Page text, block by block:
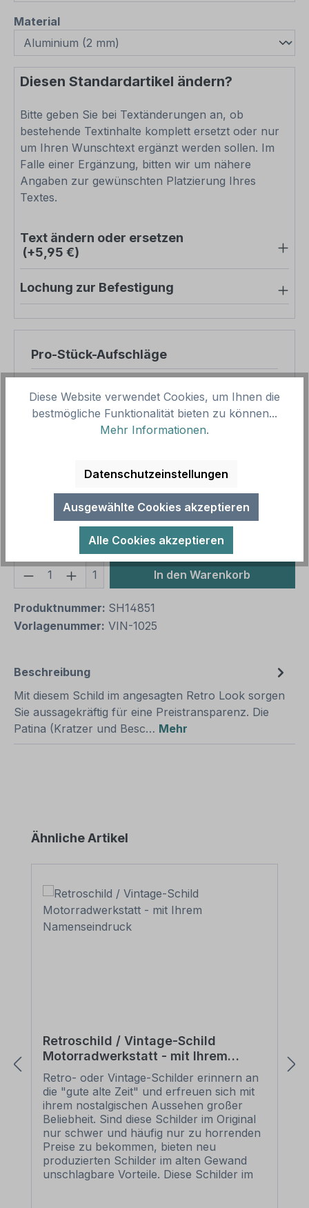
Materialauswählen
Diesen Standardartikel ändern?
Bitte geben Sie bei Textänderungen an, ob
bestehende Textinhalte komplett ersetzt oder nur
um Ihren Wunschtext ergänzt werden sollen. Im
Falle einer Ergänzung, bitten wir um nähere
Angaben zur gewünschten Platzierung Ihres
Textes.
Text ändern oder ersetzen
(+5,95 €)
Lochung zur Befestigung
Pro-Stück-Aufschläge
Zwischensumme
12,50 €
Gesamtpreis
Preise inkl. MwSt. zzgl. Versandkosten
Aufgrund von Neuberechnungen im Warenkorb sind
abweichende Endpreise möglich.
Produkt Anzahl: Gib den gewünschten
1 In den Warenkorb
Produktnummer: SH14851
Vorlagenummer: VIN-1025
Beschreibung
Mit diesem Schild im angesagten Retro Look sorgen
Sie aussagekräftig für eine Preistransparenz. Die
Patina (Kratzer und Besc… Mehr
Produktgalerie überspringen
Ähnliche Artikel
Retroschild / Vintage-Schild
Motorradwerkstatt - mit Ihrem
Namenseindruck
Retro- oder Vintage-Schilder erinnern an
die "gute alte Zeit" und erfreuen sich mit
ihrem nostalgischen Aussehen großer
Beliebheit. Sind diese Schilder im Original
nur schwer und häufig nur zu horrenden
Preise zu bekommen, bieten neu
produzierten Schilder im alten Gewand
unschlagbare Vorteile. Diese Schilder im
Diese Website verwendet Cookies, um Ihnen die
bestmögliche Funktionalität bieten zu können...
Mehr Informationen.
Datenschutzeinstellungen
Ausgewählte Cookies akzeptieren
Alle Cookies akzeptieren